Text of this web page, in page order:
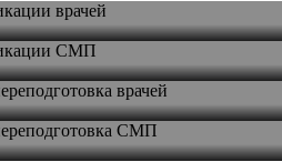
врачей
СМП
врачей
СМП